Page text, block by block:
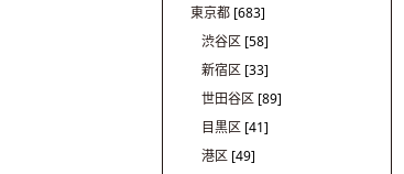
東京都 [683]
渋谷区 [58]
新宿区 [33]
世田谷区 [89]
目黒区 [41]
港区 [49]